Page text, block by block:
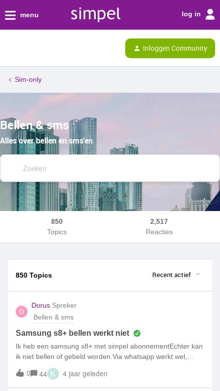
menu log in
Inloggen Community
Sim-only
Bellen & sms
Alles over bellen en sms'en
850
Topics
2,517
Reacties
850 Topics Recent actief
D
Dorus Spreker
Bellen & sms
Samsung s8+ bellen werkt niet
Ik heb een samsung s8+ met simpel abonnementEchter kan
ik niet bellen of gebeld worden.Via whatsapp werkt wel,
internet via de gsm masten ook.Ik heb een youfone sim van
iemand geleend en daarmee kan ik wel bellen en gebeld
worden.Andersom werkt mijn sim ook weer in zijn toestel
0 44 K 4 jaar geleden